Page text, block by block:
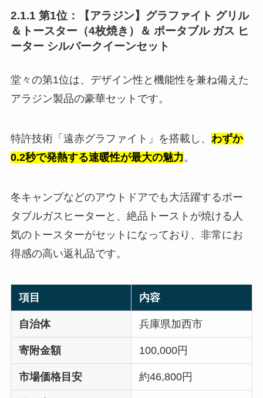
2.1.1 第1位：【アラジン】グラファイト グリル
＆トースター（4枚焼き）＆ ポータブル ガス ヒ
ーター シルバークイーンセット
堂々の第1位は、デザイン性と機能性を兼ね備えた
アラジン製品の豪華セットです。
特許技術「遠赤グラファイト」を搭載し、 わずか
0.2秒で発熱する速暖性が最大の魅力 。
冬キャンプなどのアウトドアでも大活躍するポー
タブルガスヒーターと、絶品トーストが焼ける人
気のトースターがセットになっており、非常にお
得感の高い返礼品です。
項目 内容
自治体 兵庫県加西市
寄附金額 100,000円
市場価格目安 約46,800円